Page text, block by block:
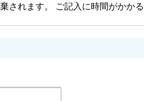
れます。 ご記入に時間がかか